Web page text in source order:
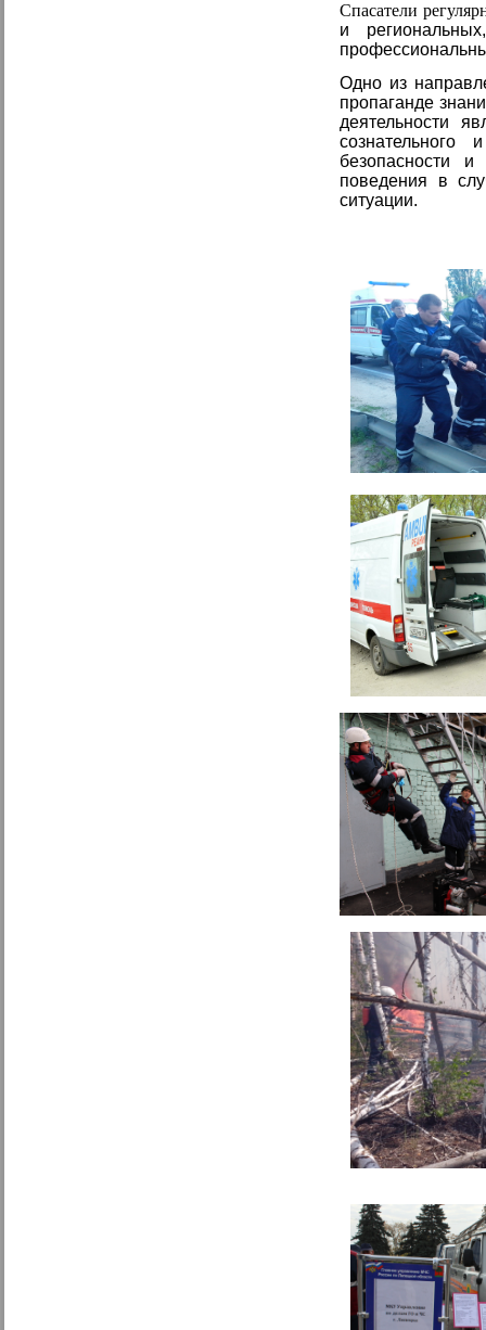
Спасатели
и
Одно из
пропаганде
деятельности
сознательного
безопасности и
поведения в
ситуации.